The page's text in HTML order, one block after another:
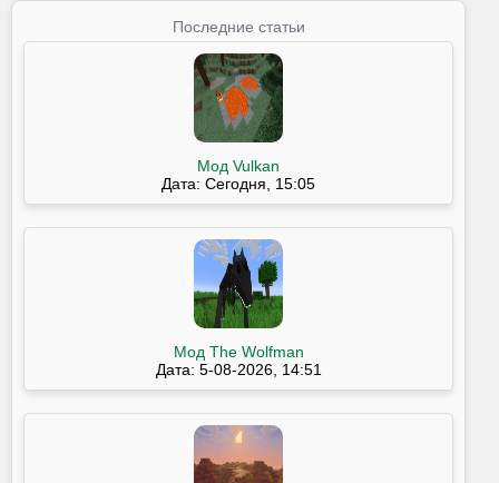
Последние статьи
Мод Vulkan
Дата: Сегодня, 15:05
Мод The Wolfman
Дата: 5-08-2026, 14:51